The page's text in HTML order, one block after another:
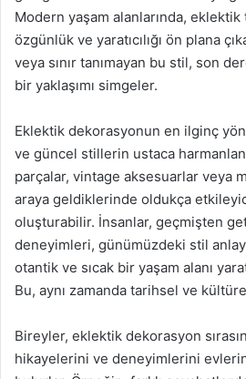
Modern yaşam alanlarında, eklektik
özgünlük ve yaratıcılığı ön plana
veya sınır tanımayan bu stil, son
bir yaklaşımı simgeler.
Eklektik dekorasyonun en ilginç
ve güncel stillerin ustaca
parçalar, vintage aksesuarlar veya
araya geldiklerinde oldukça
oluşturabilir. İnsanlar, geçmişten
deneyimleri, günümüzdeki stil
otantik ve sıcak bir yaşam alanı
Bu, aynı zamanda tarihsel ve
Bireyler, eklektik dekorasyon
hikayelerini ve deneyimlerini